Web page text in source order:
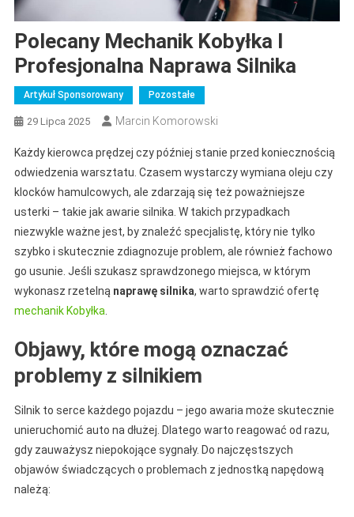
Polecany Mechanik Kobyłka I
Profesjonalna Naprawa Silnika
Artykuł Sponsorowany Pozostałe
29 Lipca 2025 Marcin Komorowski
Każdy kierowca prędzej czy później stanie przed koniecznością
odwiedzenia warsztatu. Czasem wystarczy wymiana oleju czy
klocków hamulcowych, ale zdarzają się też poważniejsze
usterki – takie jak awarie silnika. W takich przypadkach
niezwykle ważne jest, by znaleźć specjalistę, który nie tylko
szybko i skutecznie zdiagnozuje problem, ale również fachowo
go usunie. Jeśli szukasz sprawdzonego miejsca, w którym
wykonasz rzetelną naprawę silnika, warto sprawdzić ofertę
mechanik Kobyłka
Objawy, które mogą oznaczać
problemy z silnikiem
Silnik to serce każdego pojazdu – jego awaria może skutecznie
unieruchomić auto na dłużej. Dlatego warto reagować od razu,
gdy zauważysz niepokojące sygnały. Do najczęstszych
objawów świadczących o problemach z jednostką napędową
należą: